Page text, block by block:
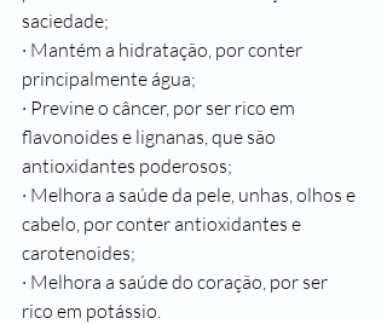
saciedade;
· Mantém a hidratação, por conter
principalmente água;
· Previne o câncer, por ser rico em
flavonoides e lignanas, que são
antioxidantes poderosos;
· Melhora a saúde da pele, unhas, olhos e
cabelo, por conter antioxidantes e
carotenoides;
· Melhora a saúde do coração, por ser
rico em potássio.